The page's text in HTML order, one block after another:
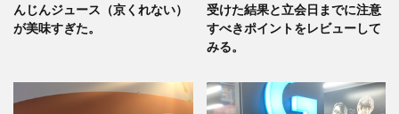
んじんジュース（京くれない）
が美味すぎた。
受けた結果と立会日までに注意
すべきポイントをレビューして
みる。